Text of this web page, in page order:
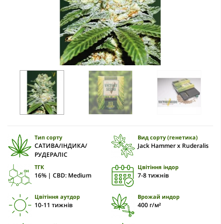
Тип сорту
САТИВА/ІНДИКА/
РУДЕРАЛІС
Вид сорту (генетика)
Jack Hammer x Ruderalis
ТГК
16% | CBD: Medium
Цвітіння індор
7-8 тижнів
Цвітіння аутдор
10-11 тижнів
Врожай индор
400 г/м²